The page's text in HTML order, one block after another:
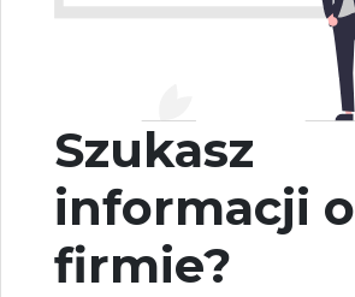
Szukasz
informacji o
firmie?